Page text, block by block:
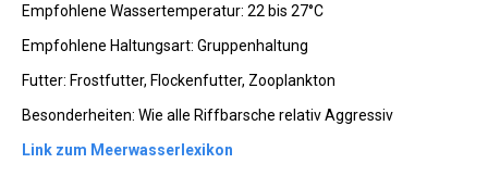
Empfohlene Wassertemperatur: 22 bis 27°C
Empfohlene Haltungsart: Gruppenhaltung
Futter: Frostfutter, Flockenfutter, Zooplankton
Besonderheiten: Wie alle Riffbarsche relativ Aggressiv
Link zum Meerwasserlexikon